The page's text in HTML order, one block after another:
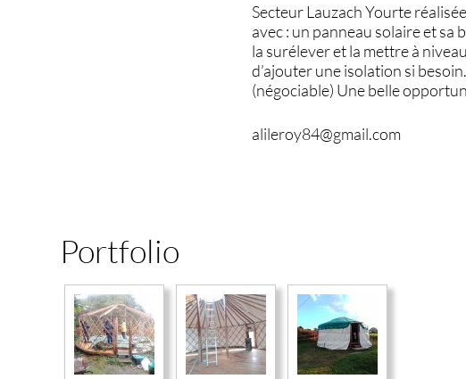
Secteur Lauzach Yourte
avec : un panneau solaire et sa
la surélever et la mettre à
d’ajouter une isolation si
(négociable) Une belle
alileroy84@gmail.com
Portfolio